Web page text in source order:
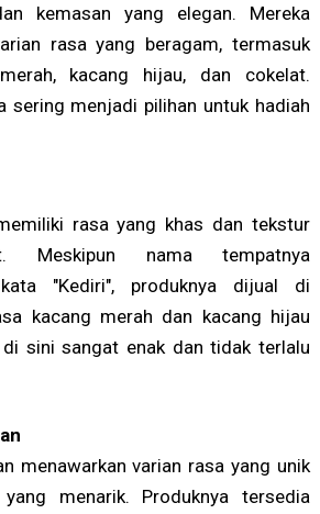
kemasan yang elegan. Mereka
rasa yang beragam, termasuk
kacang hijau, dan cokelat.
sering menjadi pilihan untuk hadiah
rasa yang khas dan tekstur
Meskipun nama tempatnya
"Kediri", produknya dijual di
kacang merah dan kacang hijau
sini sangat enak dan tidak terlalu
menawarkan varian rasa yang unik
menarik. Produknya tersedia